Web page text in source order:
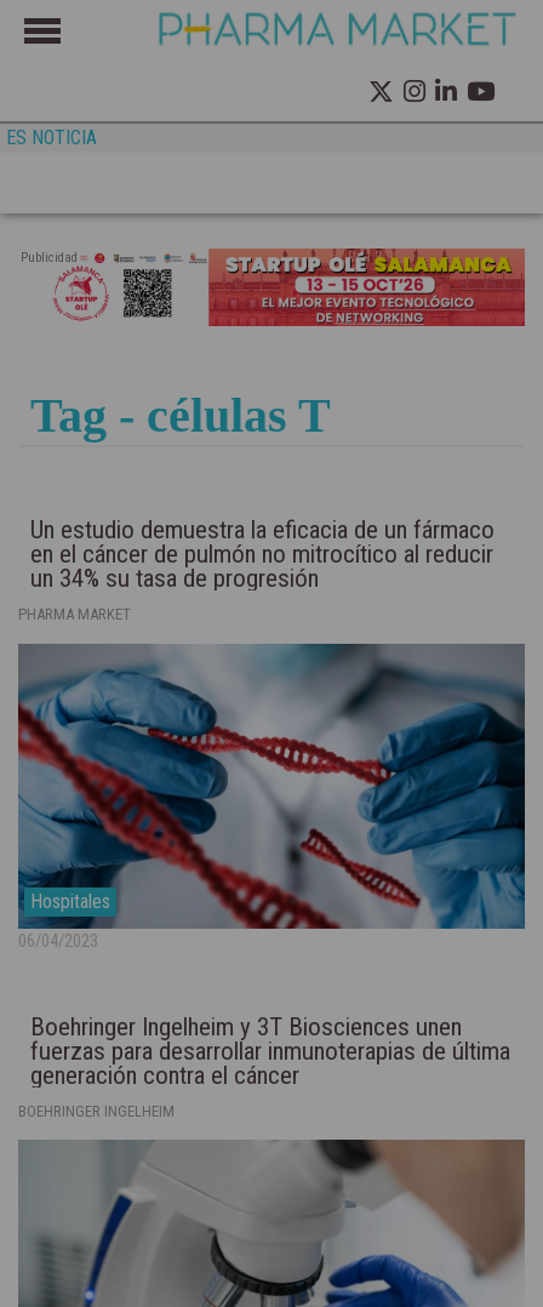
ES NOTICIA
Publicidad
Tag - células T
Un estudio demuestra la eficacia de un fármaco
en el cáncer de pulmón no mitrocítico al reducir
un 34% su tasa de progresión
PHARMA MARKET
Hospitales
06/04/2023
Boehringer Ingelheim y 3T Biosciences unen
fuerzas para desarrollar inmunoterapias de última
generación contra el cáncer
BOEHRINGER INGELHEIM